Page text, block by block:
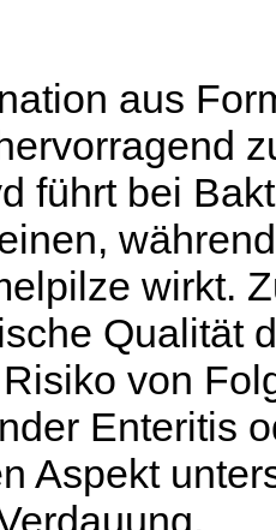
aus
führt bei
wirkt.
Qualität
von
Enteritis
Aspekt